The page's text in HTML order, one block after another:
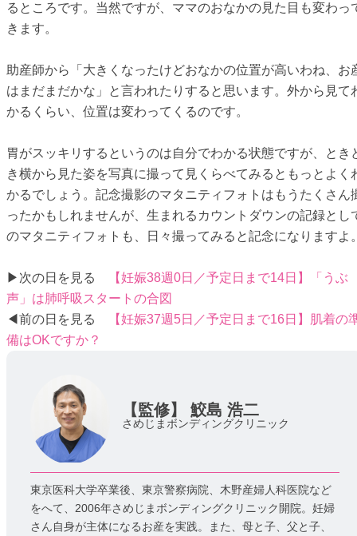
るところです。当然ですが、ママのおなかの見た目も変わっ
きます。
助産師から「大きくなったけどおなかの位置が高いわね、お
はまだまだかな」と言われたりすると思います。外から見て
かるくらい、位置は変わってくるのです。
胃がスッキリするというのは自分でわかる状態ですが、とき
き横から見た姿を写真に撮って見くらべてみるともっとよく
かるでしょう。記念撮影のマタニティフォトはもうたくさん
ったかもしれませんが、生まれるカウントダウンの記録とし
のマタニティフォトも、日々撮ってみると記念になりますよ
▶次の日を見る
【妊娠38週0日／予定日まで14日】「うぶ
声」は肺呼吸スタートの合図
◀前の日を見る
【妊娠37週5日／予定日まで16日】肌着の
備はOKですか？
【監修】 鮫島 浩二
さめじまボンディングクリニック
東京医科大学卒業後、東京警察病院、木野産婦人科医院など
をへて、2006年さめじまボンディングクリニック開院。妊婦
さん自身が主体になるお産を実践。また、母と子、父と子、